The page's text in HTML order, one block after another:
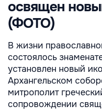
освящен
(ФОТО)
В жизни
состоялось
установлен новый
Архангельском
митрополит
сопровождении